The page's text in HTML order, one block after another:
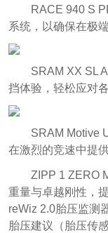
RACE 940 S
系统，以确保在极
SRAM XX SL
挡体验，轻松应对
SRAM Motive
在激烈的竞速中提
ZIPP 1 ZERO
重量与卓越刚性，
reWiz 2.0胎压监测
胎压建议（胎压传